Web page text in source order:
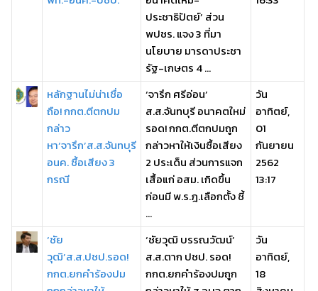
ประชาธิปัตย์’ ส่วน
พปชร. แจง 3 ที่มา
นโยบาย มารดาประชา
รัฐ-เกษตร 4 ...
หลักฐานไม่น่าเชื่อ
ถือ! กกต.ตีตกปม
กล่าว
หา‘จารึก’ส.ส.จันทบุรี
อนค. ซื้อเสียง 3
กรณี
‘จารึก ศรีอ่อน’
ส.ส.จันทบุรี อนาคตใหม่
รอด! กกต.ตีตกปมถูก
กล่าวหาให้เงินซื้อเสียง
2 ประเด็น ส่วนการแจก
เสื้อแก่ อสม. เกิดขึ้น
ก่อนมี พ.ร.ฎ.เลือกตั้ง ชี้
...
วัน
อาทิตย์,
01
กันยายน
2562
13:17
‘ชัย
วุฒิ’ส.ส.ปชป.รอด!
กกต.ยกคำร้องปม
‘ชัยวุฒิ บรรณวัฒน์’
ส.ส.ตาก ปชป. รอด!
กกต.ยกคำร้องปมถูก
วัน
อาทิตย์,
18